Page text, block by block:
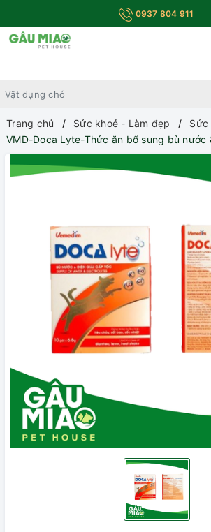
0937 804 911
Trang chủ Sức khoẻ - Làm đẹp
Sức
VMD-Doca Lyte-Thức ăn bổ sung bù nước